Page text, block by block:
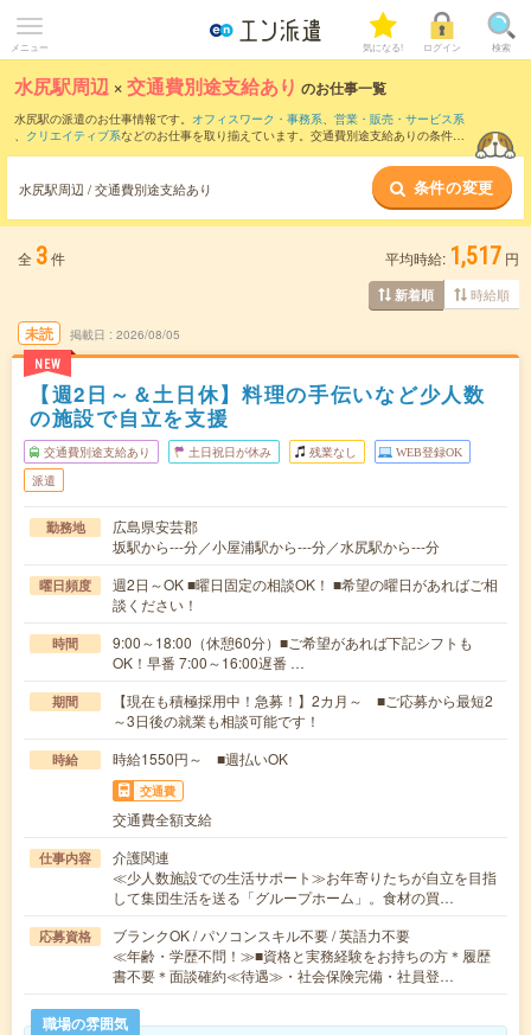
メニュー 気になる! ログイン 検索
水尻駅周辺 ×交通費別途支給あり のお仕事一覧
水尻駅の派遣のお仕事情報です。 オフィスワーク・事務系、 営業・販売・サービス系
、 クリエイティブ系などのお仕事を取り揃えています。交通費別途支給ありの条件の
水尻駅周辺 / 交通費別途支給あり 条件の変更
全 3件 平均時給: 1,517 円
新着順 時給順
未読
NEW
掲載日 2026/08/05
【週2日～＆土日休】料理の手伝いなど少人数
の施設で自立を支援
交通費別途支給あり 土日祝日が休み 残業なし WEB登録OK
派遣
勤務地
広島県安芸郡
坂駅から---分／小屋浦駅から---分／水尻駅から---分
曜日頻度
週2日～OK ■曜日固定の相談OK！ ■希望の曜日があればご相
談ください！
時間
9:00～18:00（休憩60分）■ご希望があれば下記シフトも
OK！早番 7:00～16:00遅番 …
期間
【現在も積極採用中！急募！】2カ月～ ■ご応募から最短2
～3日後の就業も相談可能です！
時給 時給1550円～ ■週払いOK
交通費
交通費全額支給
仕事内容
介護関連
≪少人数施設での生活サポート≫お年寄りたちが自立を目指
して集団生活を送る「グループホーム」。食材の買…
応募資格
ブランクOK / パソコンスキル不要 / 英語力不要
≪年齢・学歴不問！≫■資格と実務経験をお持ちの方＊履歴
書不要＊面談確約≪待遇≫・社会保険完備・社員登…
職場の雰囲気